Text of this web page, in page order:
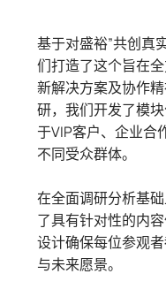
基于对盛裕”共创真
们打造了这个旨在
新解决方案及协作
研，我们开发了模
于VIP客户、企业合
不同受众群体。
在全面调研分析基
了具有针对性的内
设计确保每位参观
与未来愿景。